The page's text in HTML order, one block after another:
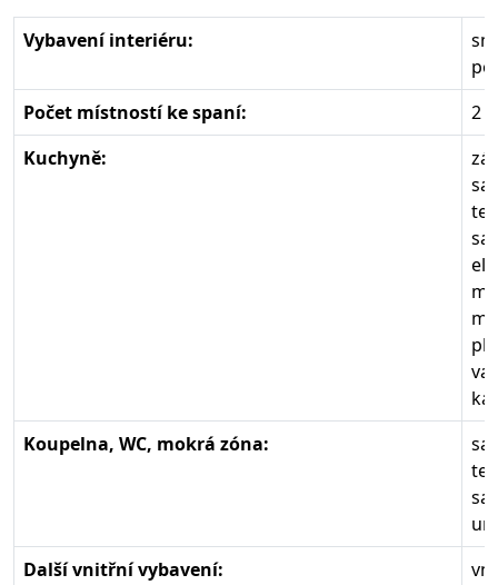
Vybavení interiéru:
Počet místností ke spaní:
2
Kuchyně:
el.
Koupelna, WC, mokrá zóna:
Další vnitřní vybavení: